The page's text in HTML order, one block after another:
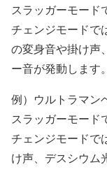
スラッガーモード
チェンジモードで
の変身音や掛け声
ー音が発動します。
例）ウルトラマン
スラッガーモード
チェンジモードで
け声、デスシウム